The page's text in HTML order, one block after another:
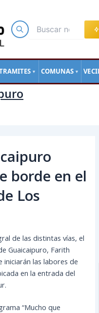
▼ COMUNAS ▼
borde en el
Los
de las distintas vías, el
Guaicaipuro, Farith
iniciarán las labores de
en la entrada del
“Mucho que